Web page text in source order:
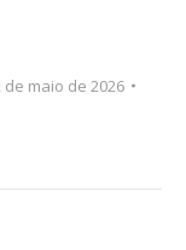
de maio de 2026